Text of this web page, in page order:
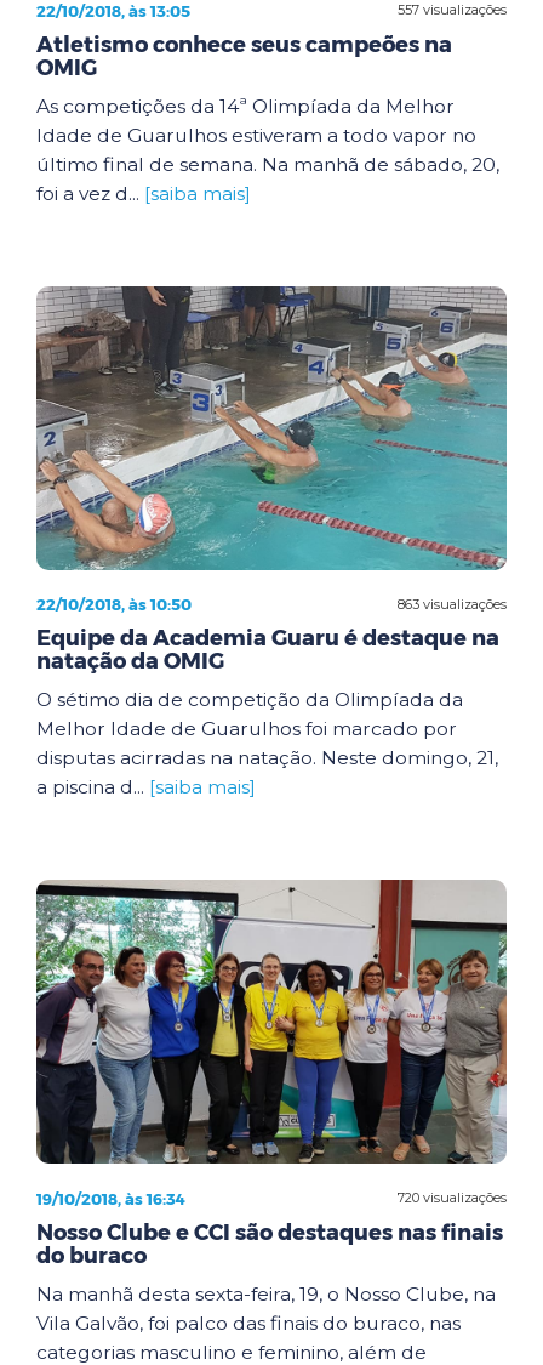
557 visualizações
22/10/2018, às 13:05
Atletismo conhece seus campeões na
OMIG
As competições da 14ª Olimpíada da Melhor
Idade de Guarulhos estiveram a todo vapor no
último final de semana. Na manhã de sábado, 20,
foi a vez d... [saiba mais]
863 visualizações
22/10/2018, às 10:50
Equipe da Academia Guaru é destaque na
natação da OMIG
O sétimo dia de competição da Olimpíada da
Melhor Idade de Guarulhos foi marcado por
disputas acirradas na natação. Neste domingo, 21,
a piscina d... [saiba mais]
720 visualizações
19/10/2018, às 16:34
Nosso Clube e CCI são destaques nas finais
do buraco
Na manhã desta sexta-feira, 19, o Nosso Clube, na
Vila Galvão, foi palco das finais do buraco, nas
categorias masculino e feminino, além de